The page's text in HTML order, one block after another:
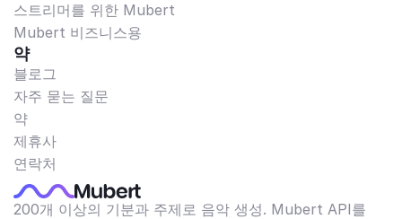
스트리머를 위한 Mubert
Mubert 비즈니스용
약
블로그
자주 묻는 질문
약
제휴사
연락처
200개 이상의 기분과 주제로 음악 생성. Mubert API를